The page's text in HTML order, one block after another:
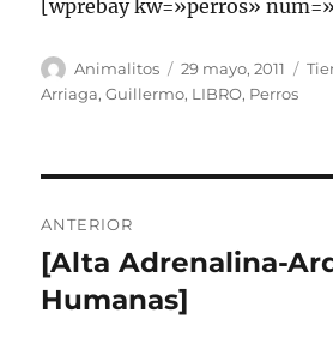
[wprebay kw=»perros»
Autor
Animalitos
Publicado
el
29 mayo, 2011
Arriaga,Guillermo, LIBRO, Perros
de
entradas
ANTERIOR
Entrada
anterior:
[Alta Adrenalina-
Humanas]